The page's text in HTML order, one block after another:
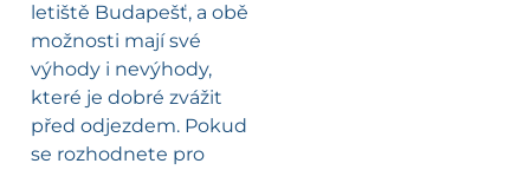
letiště Budapešť, a obě
možnosti mají své
výhody i nevýhody,
které je dobré zvážit
před odjezdem. Pokud
se rozhodnete pro